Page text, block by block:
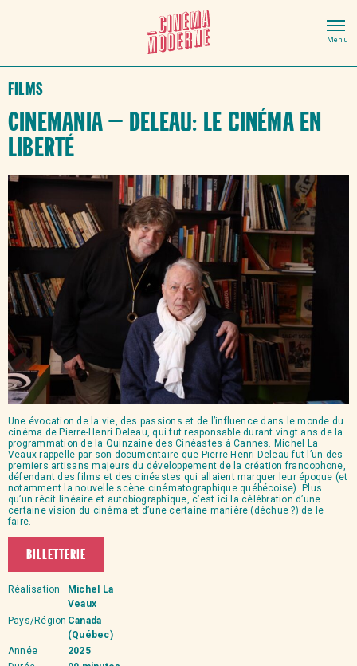
Films
Cinemania – Deleau: Le cinéma en
liberté
Une évocation de la vie, des passions et de l’influence dans le monde du
cinéma de Pierre-Henri Deleau, qui fut responsable durant vingt ans de la
programmation de la Quinzaine des Cinéastes à Cannes. Michel La
Veaux rappelle par son documentaire que Pierre-Henri Deleau fut l’un des
premiers artisans majeurs du développement de la création francophone,
défendant des films et des cinéastes qui allaient marquer leur époque (et
notamment la nouvelle scène cinématographique québécoise). Plus
qu’un récit linéaire et autobiographique, c’est ici la célébration d’une
certaine vision du cinéma et d’une certaine manière (déchue ?) de le
faire.
BILLETTERIE
Réalisation
Michel La
Veaux
Pays/Région Canada
(Québec)
Année
2025